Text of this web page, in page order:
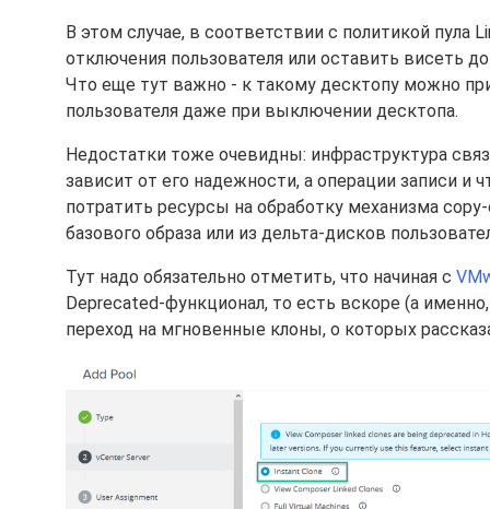
В этом случае, в соответствии с политикой
отключения пользователя или оставить висеть
Что еще тут важно - к такому десктопу можно
пользователя даже при выключении десктопа.
Недостатки тоже очевидны: инфраструктура
зависит от его надежности, а операции записи и
потратить ресурсы на обработку механизма
базового образа или из дельта-дисков
Тут надо обязательно отметить, что начиная с
Deprecated-функционал, то есть вскоре (а
переход на мгновенные клоны, о которых